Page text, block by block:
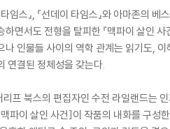
타임스』, 『선데이 타임스』와 아마존의
하면서도 전형을 탈피한 『맥파이 살인
나 인물들 사이의 역학 관계는 읽기도,
연결된 정체성을 갖는다.
리프 북스의 편집자인 수전 라일랜드는
파이 살인 사건]이 작품의 내화를 구성